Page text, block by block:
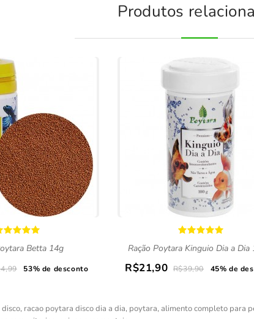
Produtos
Betta 14g
53% de desconto
Ração Poytara Kinguio Dia a Dia
R$21,90 R$39,90 45% de
, racao poytara disco dia a dia, poytara, alimento completo para